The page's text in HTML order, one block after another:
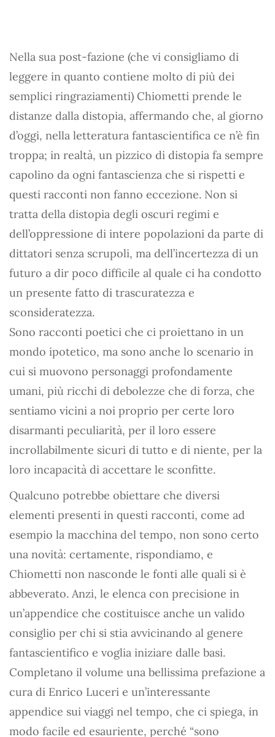
Nella sua post-fazione (che vi consigliamo di
leggere in quanto contiene molto di più dei
semplici ringraziamenti) Chiometti prende le
distanze dalla distopia, affermando che, al giorno
d’oggi, nella letteratura fantascientifica ce n’è fin
troppa; in realtà, un pizzico di distopia fa sempre
capolino da ogni fantascienza che si rispetti e
questi racconti non fanno eccezione. Non si
tratta della distopia degli oscuri regimi e
dell’oppressione di intere popolazioni da parte di
dittatori senza scrupoli, ma dell’incertezza di un
futuro a dir poco difficile al quale ci ha condotto
un presente fatto di trascuratezza e
sconsideratezza.
Sono racconti poetici che ci proiettano in un
mondo ipotetico, ma sono anche lo scenario in
cui si muovono personaggi profondamente
umani, più ricchi di debolezze che di forza, che
sentiamo vicini a noi proprio per certe loro
disarmanti peculiarità, per il loro essere
incrollabilmente sicuri di tutto e di niente, per la
loro incapacità di accettare le sconfitte.
Qualcuno potrebbe obiettare che diversi
elementi presenti in questi racconti, come ad
esempio la macchina del tempo, non sono certo
una novità: certamente, rispondiamo, e
Chiometti non nasconde le fonti alle quali si è
abbeverato. Anzi, le elenca con precisione in
un’appendice che costituisce anche un valido
consiglio per chi si stia avvicinando al genere
fantascientifico e voglia iniziare dalle basi.
Completano il volume una bellissima prefazione a
cura di Enrico Luceri e un’interessante
appendice sui viaggi nel tempo, che ci spiega, in
modo facile ed esauriente, perché “sono